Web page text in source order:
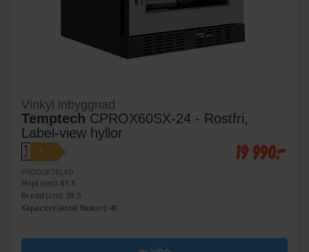
Vinkyl inbyggnad
Temptech CPROX60SX-24 - Rostfri,
Label-view hyllor
A
↑
G
E
PRODUKTBLAD
Höjd (cm): 81.5
Bredd (cm): 59.5
Kapacitet (antal flaskor): 40
19 990:-